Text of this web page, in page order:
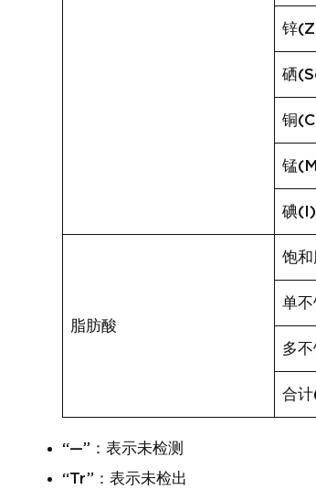
锌
硒
铜
锰
碘(I)
脂肪酸
饱
单
多
合
“—”：表示未检测
“Tr”：表示未检出